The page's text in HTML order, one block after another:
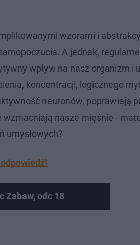
wzorami i
A jednak, regularne
wpływ na nasz organizm i
koncentracji, logicznego
neuronów, poprawiają
nasze mięśnie -
umysłowych?
Zabaw, odc 18